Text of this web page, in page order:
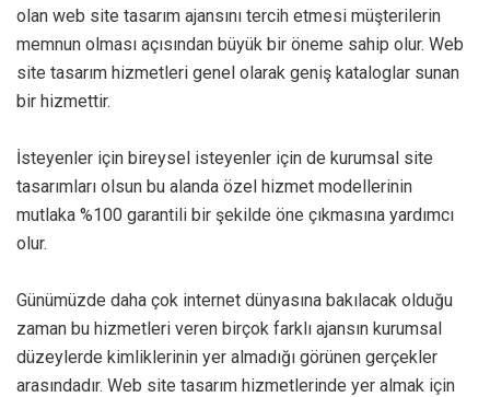
olan web site tasarım ajansını tercih etmesi müşterilerin
memnun olması açısından büyük bir öneme sahip olur. Web
site tasarım hizmetleri genel olarak geniş kataloglar sunan
bir hizmettir.
İsteyenler için bireysel isteyenler için de kurumsal site
tasarımları olsun bu alanda özel hizmet modellerinin
mutlaka %100 garantili bir şekilde öne çıkmasına yardımcı
olur.
Günümüzde daha çok internet dünyasına bakılacak olduğu
zaman bu hizmetleri veren birçok farklı ajansın kurumsal
düzeylerde kimliklerinin yer almadığı görünen gerçekler
arasındadır. Web site tasarım hizmetlerinde yer almak için